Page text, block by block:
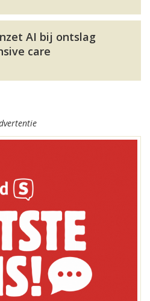
AI bij ontslag
care